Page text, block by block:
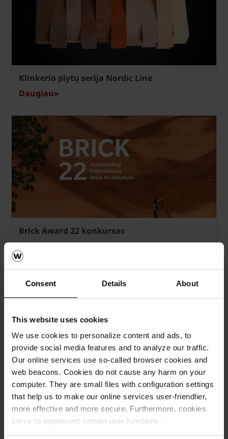
Consent Details About
This website uses cookies
We use cookies to personalize content and ads, to
provide social media features and to analyze our traffic.
Our online services use so-called browser cookies and
web beacons. Cookies do not cause any harm on your
computer. They are small files with configuration settings
that help us to make our online services user-friendlier,
more effective and more secure. Furthermore, cookies
serve to implement certain user functions.
Klinkerio plytų serija Nordic Line
Daugiau»
Brick Award 22 konkursas
Kviečiame registruotis į Brick Award 22 konkursą!
Daugiau»
Naujiena Lietuvoje - Porotherm DRYFIX
blokas!
Daugiau»